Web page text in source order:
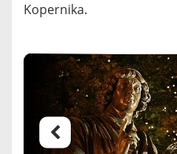
Kopernika.